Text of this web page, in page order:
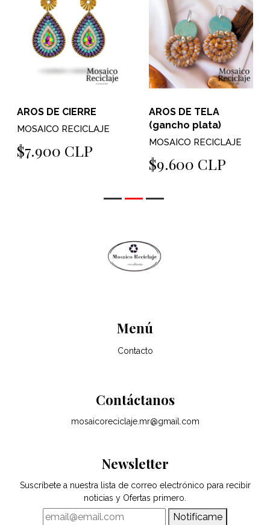
AROS DE CIERRE
MOSAICO RECICLAJE
$7.900 CLP
AROS DE TELA
(gancho plata)
MOSAICO RECICLAJE
$9.600 CLP
Menú
Contacto
Contáctanos
mosaicoreciclaje.mr@gmail.com
Newsletter
Suscríbete a nuestra lista de correo electrónico para recibir
noticias y Ofertas primero.
Notifícame